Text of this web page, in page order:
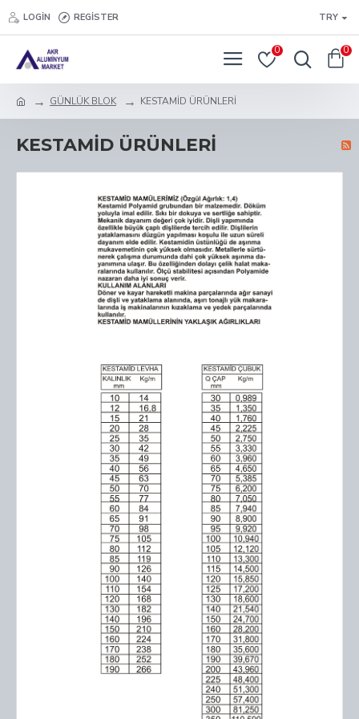
LOGIN REGISTER TRY
0 0
GÜNLÜK BLOK KESTAMİD ÜRÜNLERİ
KESTAMİD ÜRÜNLERİ